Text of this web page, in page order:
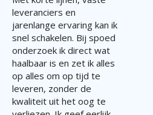
leveranciers en
jarenlange ervaring kan ik
snel schakelen. Bij spoed
onderzoek ik direct wat
haalbaar is en zet ik alles
op alles om op tijd te
leveren, zonder de
kwaliteit uit het oog te